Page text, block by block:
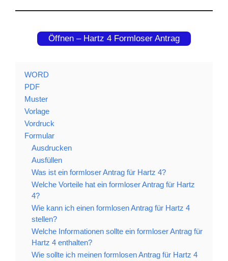
Öffnen – Hartz 4 Formloser Antrag
WORD
PDF
Muster
Vorlage
Vordruck
Formular
Ausdrucken
Ausfüllen
Was ist ein formloser Antrag für Hartz 4?
Welche Vorteile hat ein formloser Antrag für Hartz
4?
Wie kann ich einen formlosen Antrag für Hartz 4
stellen?
Welche Informationen sollte ein formloser Antrag für
Hartz 4 enthalten?
Wie sollte ich meinen formlosen Antrag für Hartz 4